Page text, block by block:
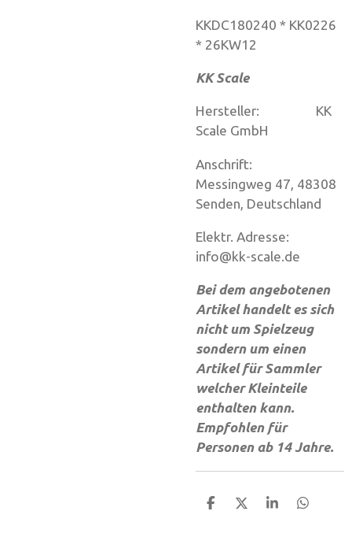
KKDC180240 * KK0226
* 26KW12
KK Scale
Hersteller: KK
Scale GmbH
Anschrift:
Messingweg 47, 48308
Senden, Deutschland
Elektr. Adresse:
info@kk-scale.de
Bei dem angebotenen
Artikel handelt es sich
nicht um Spielzeug
sondern um einen
Artikel für Sammler
welcher Kleinteile
enthalten kann.
Empfohlen für
Personen ab 14 Jahre.
T
T
T
T